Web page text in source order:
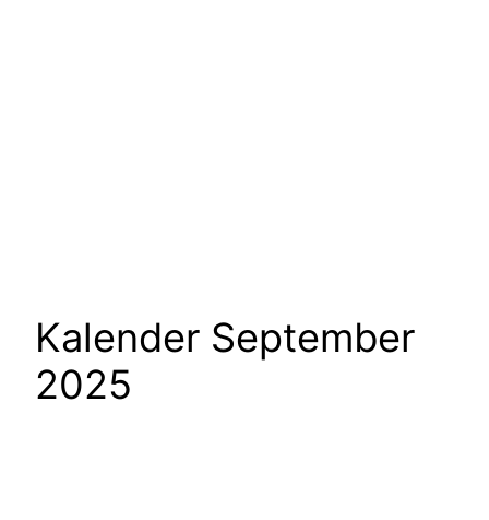
Kalender September
2025